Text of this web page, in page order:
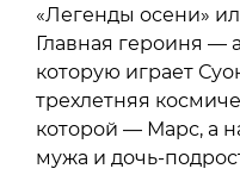
«Легенды осени»
Главная героиня —
которую играет
трехлетняя
которой — Марс, а
мужа и дочь-